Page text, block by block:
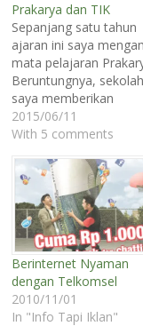
Prakarya dan TIK
Sepanjang satu tahun
ajaran ini saya
mata pelajaran
Beruntungnya, sekolah
saya memberikan
kebebasan bagi kami
memgembangkan
ingat sabda Rasulullah
“Ajarilah anak-anakmu
sesuai dengan
karena mereka hidup
zaman mereka bukan
zamanmu.
mereka diciptakan untuk
zamannya, sedangkan
kalian diciptakan untuk
2015/06/11
With 5 comments
Berinternet Nyaman
dengan Telkomsel
2010/11/01
In "Info Tapi Iklan"